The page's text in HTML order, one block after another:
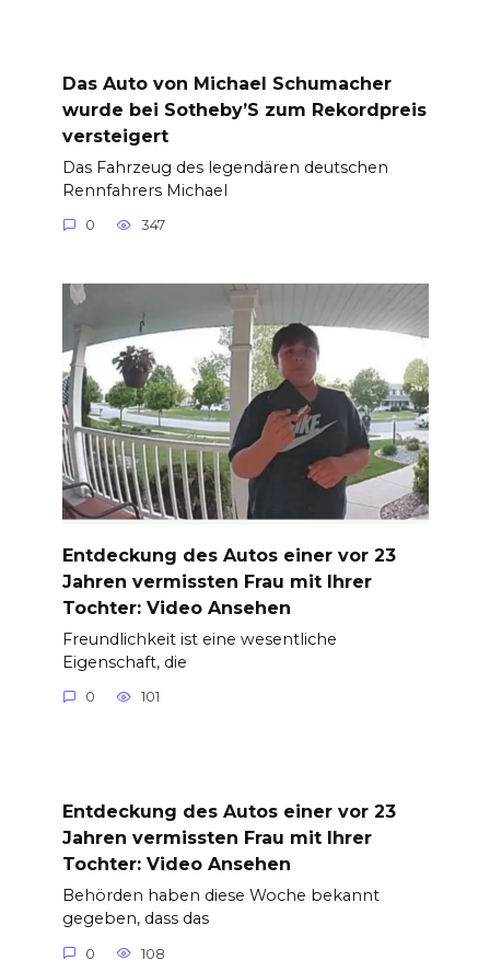
Das Auto von Michael Schumacher
wurde bei Sotheby’S zum Rekordpreis
versteigert
Das Fahrzeug des legendären deutschen
Rennfahrers Michael
0 347
Entdeckung des Autos einer vor 23
Jahren vermissten Frau mit Ihrer
Tochter: Video Ansehen
Freundlichkeit ist eine wesentliche
Eigenschaft, die
0 101
Entdeckung des Autos einer vor 23
Jahren vermissten Frau mit Ihrer
Tochter: Video Ansehen
Behörden haben diese Woche bekannt
gegeben, dass das
0 108